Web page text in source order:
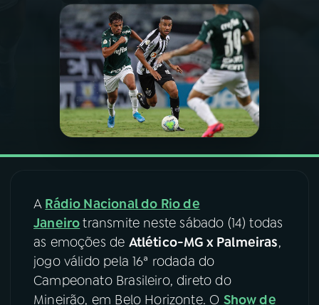
PROGRAMAS
PODCASTS
VIDEOCASTS
08FESTIVAL DE MÚSICA
ACOMPANHE A RÁDIO NACIONAL
A Rádio Nacional do Rio de
Janeirotransmite neste sábado (14) todas
as emoções de Atlético-MG x Palmeiras,
jogo válido pela 16ª rodada do
Campeonato Brasileiro, direto do
Mineirão, em Belo Horizonte. O Show de